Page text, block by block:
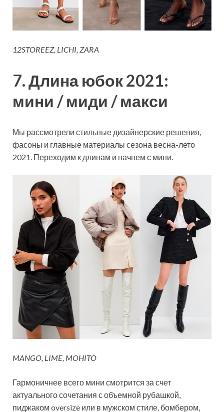
12STOREEZ, LICHI, ZARA
7. Длина юбок 2021:
мини / миди / макси
Мы рассмотрели стильные дизайнерские решения,
фасоны и главные материалы сезона весна-лето
2021. Переходим к длинам и начнем с мини.
MANGO, LIME, MOHITO
Гармоничнее всего мини смотрится за счет
актуального сочетания с объемной рубашкой,
пиджаком oversize или в мужском стиле, бомбером,